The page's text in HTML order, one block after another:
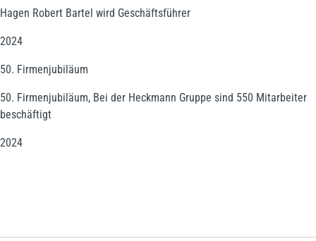
Hagen Robert Bartel wird Geschäftsführer
2024
50. Firmenjubiläum
50. Firmenjubiläum, Bei der Heckmann Gruppe sind 550 Mitarbeiter
beschäftigt
2024